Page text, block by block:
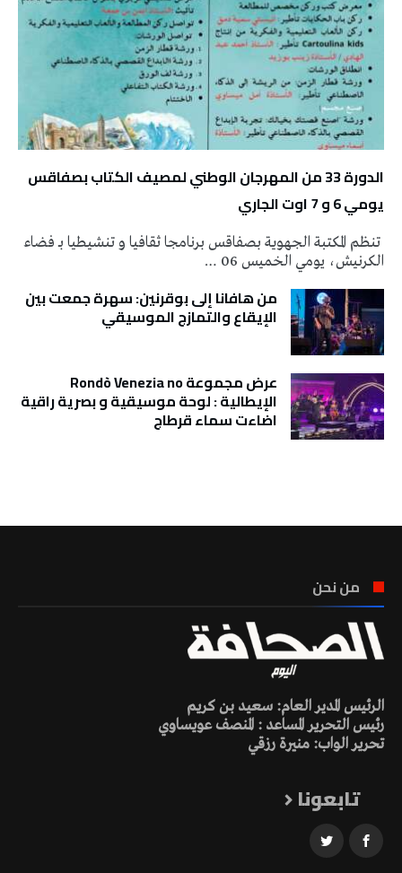
الدورة 33 من المهرجان الوطني لمصيف الكتاب بصفاقس
يومي 6 و 7 اوت الجاري
تنظم المكتبة الجهوية بصفاقس برنامجا ثقافيا و تنشيطيا بـ فضاء
الكرنيش، يومي الخميس 06 …
من هافانا إلى بوقرنين: سهرة جمعت بين
الإيقاع والتمازج الموسيقي
عرض مجموعة Rondò Venezia no
الإيطالية : لوحة موسيقية و بصرية راقية
اضاءت سماء قرطاج
من نحن
الرئيس المدير العام: سعيد بن كريم
رئيس التحرير المساعد : المنصف عويساوي
تحرير الواب: منيرة رزقي
تابعونا